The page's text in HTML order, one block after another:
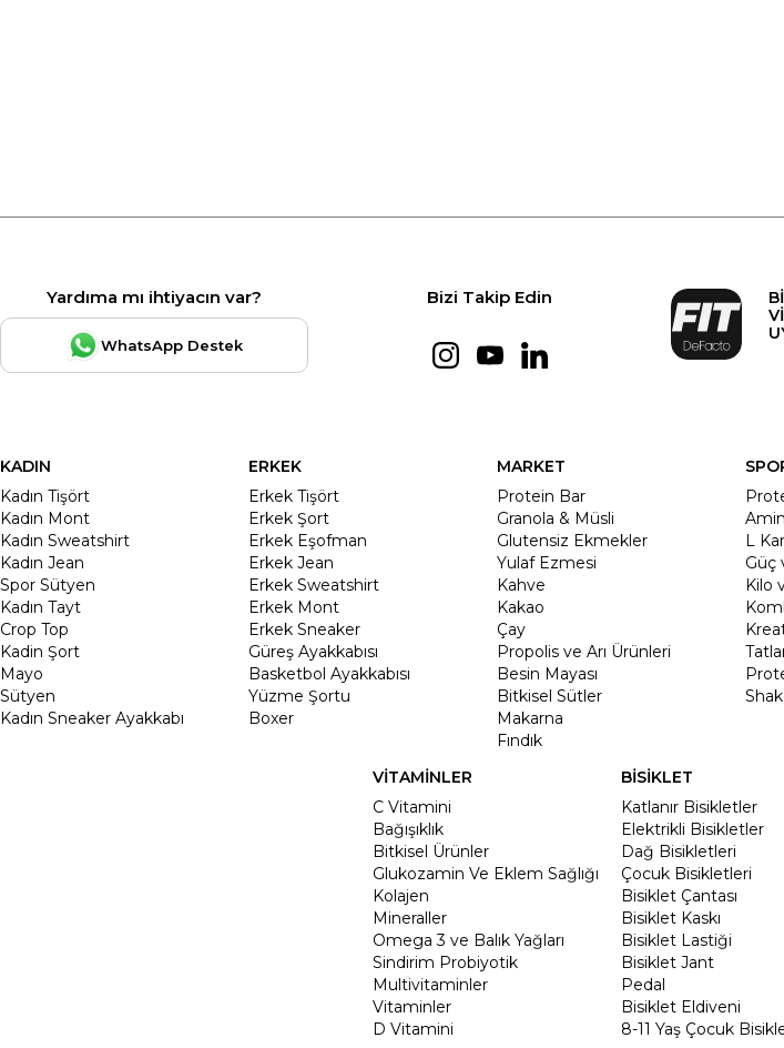
Yardıma mı ihtiyacın var?
WhatsApp Destek
Bizi Takip Edin
KADIN
Kadın Tişört
Kadın Mont
Kadın Sweatshirt
Kadın Jean
Spor Sütyen
Kadın Tayt
Crop Top
Kadin Şort
Mayo
Sütyen
Kadın Sneaker Ayakkabı
ERKEK
Erkek Tişört
Erkek Şort
Erkek Eşofman
Erkek Jean
Erkek Sweatshirt
Erkek Mont
Erkek Sneaker
Güreş Ayakkabısı
Basketbol Ayakkabısı
Yüzme Şortu
Boxer
MARKET
Protein Bar
Granola & Müsli
Glutensiz Ekmekler
Yulaf Ezmesi
Kahve
Kakao
Çay
Propolis ve Arı Ürünleri
Besin Mayası
Bitkisel Sütler
Makarna
Fındık
L
Güç
Kilo
VİTAMİNLER
C Vitamini
Bağışıklık
Bitkisel Ürünler
Glukozamin Ve Eklem Sağlığı
Kolajen
Mineraller
Omega 3 ve Balık Yağları
Sindirim Probiyotik
Multivitaminler
Vitaminler
D Vitamini
BİSİKLET
Katlanır Bisikletler
Elektrikli Bisikletler
Dağ Bisikletleri
Çocuk Bisikletleri
Bisiklet Çantası
Bisiklet Kaskı
Bisiklet Lastiği
Bisiklet Jant
Pedal
Bisiklet Eldiveni
8-11 Yaş Çocuk